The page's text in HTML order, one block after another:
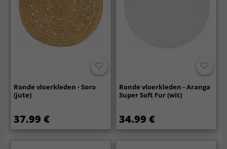
Ronde vloerkleden - Soro
(jute)
37.99 €
Ronde vloerkleden - Aranga
Super Soft Fur (wit)
34.99 €